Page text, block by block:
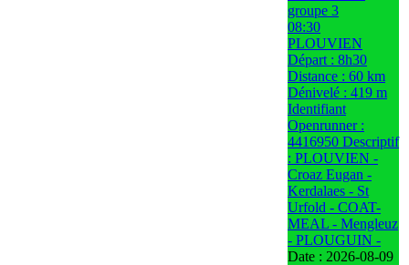
groupe 3
08:30
PLOUVIEN
Départ : 8h30
Distance : 60 km
Dénivelé : 419 m
Identifiant
Openrunner :
4416950 Descriptif
: PLOUVIEN -
Croaz Eugan -
Kerdalaes - St
Urfold - COAT-
MEAL - Mengleuz
- PLOUGUIN -
Date : 2026-08-09